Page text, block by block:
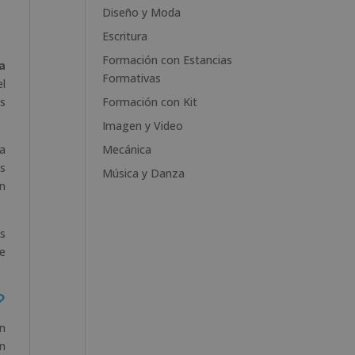
e
Diseño y Moda
Escritura
Formación con Estancias
Formativas
Formación con Kit
Imagen y Video
Mecánica
Música y Danza